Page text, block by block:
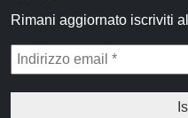
Rimani aggiornato iscriviti